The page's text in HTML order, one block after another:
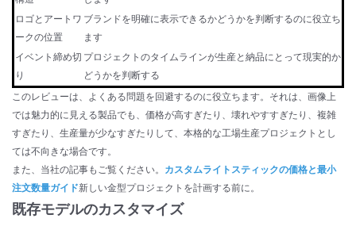
ロゴとアートワ
ークの位置
ブランドを明確に表示できるかどうかを判断するのに役立ち
ます
イベント締め切
り
プロジェクトのタイムラインが生産と納品にとって現実的か
どうかを判断する
このレビューは、よくある問題を回避するのに役立ちます。それは、画像上
では魅力的に見える製品でも、価格が高すぎたり、壊れやすすぎたり、複雑
すぎたり、生産量が少なすぎたりして、本格的な工場生産プロジェクトとし
ては不向きな場合です。
また、当社の記事もご覧ください。 カスタムライトスティックの価格と最小
注文数量ガイド 新しい金型プロジェクトを計画する前に。
既存モデルのカスタマイズ